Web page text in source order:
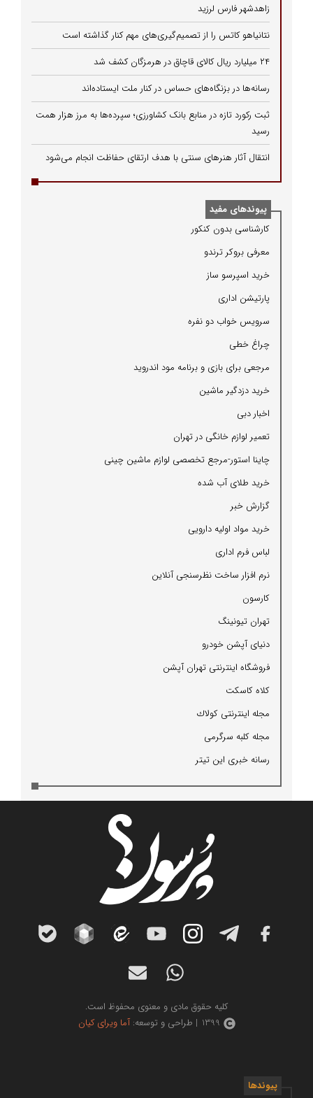
زاهدشهر فارس لرزید
نتانیاهو کاتس را از تصمیم‌گیری‌های مهم کنار گذاشته است
۲۴ میلیارد ریال کالای قاچاق در هرمزگان کشف شد
رسانه‌ها در بزنگاه‌های حساس در کنار ملت ایستاده‌اند
ثبت رکورد تازه در منابع بانک کشاورزی؛ سپرده‌ها به مرز هزار همت
رسید
انتقال آثار هنرهای سنتی با هدف ارتقای حفاظت انجام می‌شود
پیوندهای مفید
كارشناسی بدون كنكور
معرفی بروكر ترندو
خرید اسپرسو ساز
پارتیشن اداری
سرویس خواب دو نفره
چراغ خطی
مرجعی برای بازی و برنامه مود اندروید
خرید دزدگیر ماشین
اخبار دبی
تعمیر لوازم خانگی در تهران
چاینا استور-مرجع تخصصی لوازم ماشین چینی
خرید طلای آب شده
گزارش خبر
خرید مواد اولیه دارویی
لباس فرم اداری
نرم افزار ساخت نظرسنجی آنلاین
كارسون
تهران تیونینگ
دنیای آپشن خودرو
فروشگاه اینترنتی تهران آپشن
كلاه كاسكت
مجله اینترنتی كولاك
مجله كلبه سرگرمی
رسانه خبری این تیتر
کلیه حقوق مادی و معنوی محفوظ است.
1399 | طراحی و توسعه:
آما ویرای کیان
پیوندها